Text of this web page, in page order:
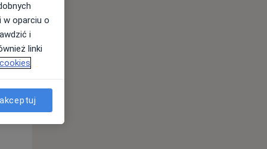
Wt,
w oparciu o
i
linki